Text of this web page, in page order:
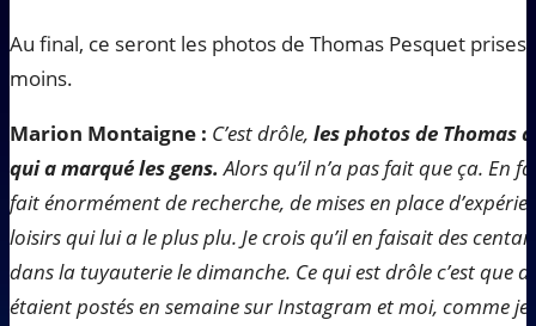
Au final, ce seront les photos de Thomas Pesquet prises
moins.
Marion Montaigne : C’est drôle, les photos de Thomas
qui a marqué les gens. Alors qu’il n’a pas fait que ça. En
fait énormément de recherche, de mises en place
loisirs qui lui a le plus plu. Je crois qu’il en faisait des
dans la tuyauterie le dimanche. Ce qui est drôle c’est que
étaient postés en semaine sur Instagram et moi, comme